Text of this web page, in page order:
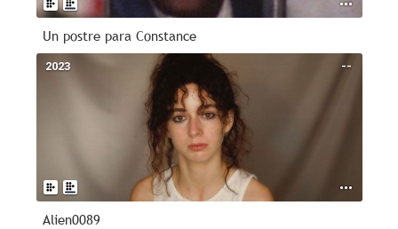
Un postre para Constance
--
2023
Alien0089